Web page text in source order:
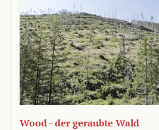
Wood - der geraubte Wald